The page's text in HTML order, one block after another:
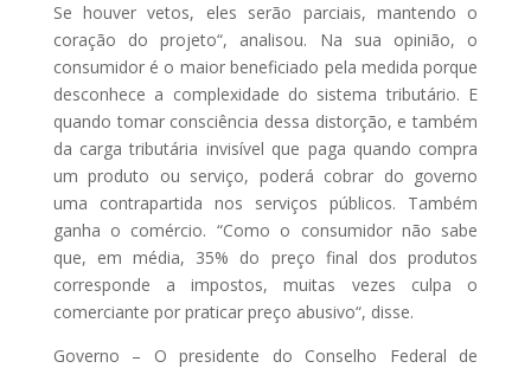
Se houver vetos, eles serão parciais, mantendo o
coração do projeto“, analisou. Na sua opinião, o
consumidor é o maior beneficiado pela medida porque
desconhece a complexidade do sistema tributário. E
quando tomar consciência dessa distorção, e também
da carga tributária invisível que paga quando compra
um produto ou serviço, poderá cobrar do governo
uma contrapartida nos serviços públicos. Também
ganha o comércio. “Como o consumidor não sabe
que, em média, 35% do preço final dos produtos
corresponde a impostos, muitas vezes culpa o
comerciante por praticar preço abusivo“, disse.
Governo – O presidente do Conselho Federal de